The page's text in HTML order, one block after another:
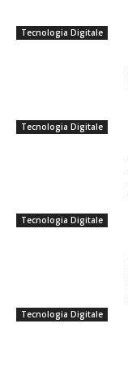
Tecnologia Digitale
Tecnologia Digitale
Tecnologia Digitale
Tecnologia Digitale